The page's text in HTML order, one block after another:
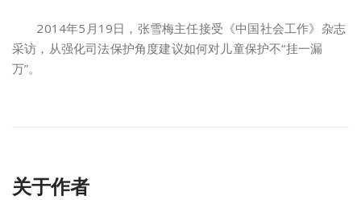
2014年5月19日，张雪梅主任接受《中国社会工作》杂志
采访，从强化司法保护角度建议如何对儿童保护不“挂一漏
万”。
关于作者